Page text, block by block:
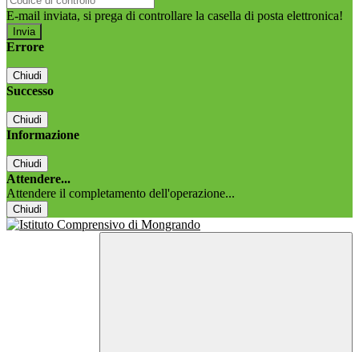
E-mail inviata, si prega di controllare la casella di posta elettronica!
Errore
Chiudi
Successo
Chiudi
Informazione
Chiudi
Attendere...
Attendere il completamento dell'operazione...
Chiudi